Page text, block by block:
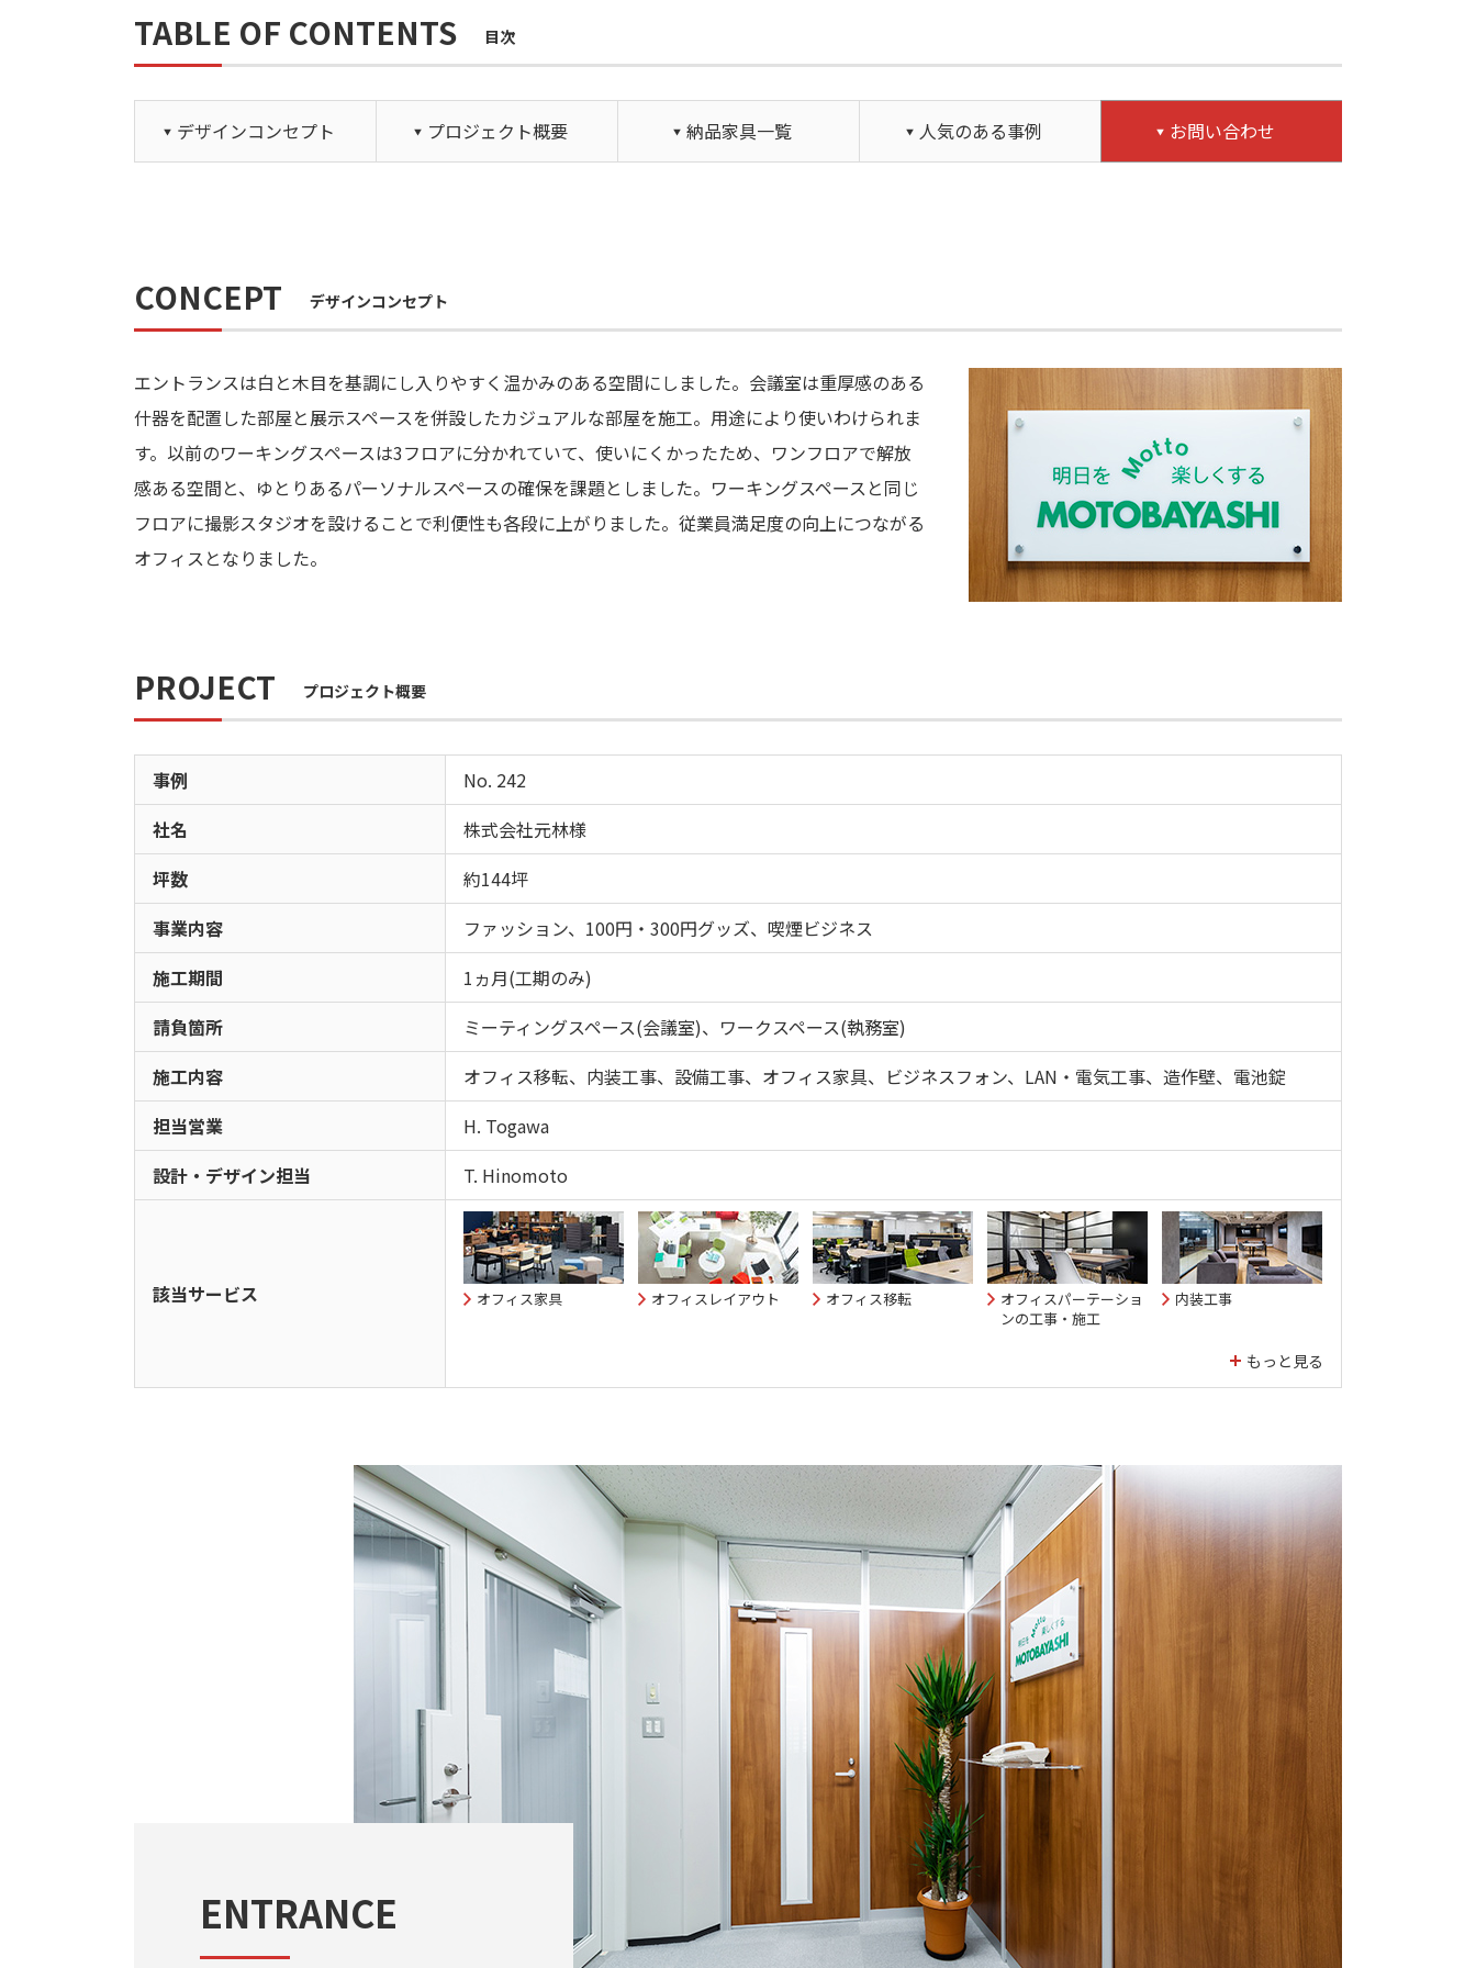
TABLE OF CONTENTS 目次
デザインコンセプト プロジェクト概要 納品家具一覧 人気のある事例 お問い合わせ
CONCEPT デザインコンセプト
エントランスは白と木目を基調にし入りやすく温かみのある空間にしました。会議室は重厚感のある
什器を配置した部屋と展示スペースを併設したカジュアルな部屋を施工。用途により使いわけられま
す。以前のワーキングスペースは3フロアに分かれていて、使いにくかったため、ワンフロアで解放
感ある空間と、ゆとりあるパーソナルスペースの確保を課題としました。ワーキングスペースと同じ
フロアに撮影スタジオを設けることで利便性も各段に上がりました。従業員満足度の向上につながる
オフィスとなりました。
PROJECT プロジェクト概要
事例
No. 242
社名
株式会社元林様
坪数
約144坪
事業内容
ファッション、100円・300円グッズ、喫煙ビジネス
施工期間
1ヵ月(工期のみ)
請負箇所
ミーティングスペース(会議室)、ワークスペース(執務室)
施工内容
オフィス移転、内装工事、設備工事、オフィス家具、ビジネスフォン、LAN・電気工事、造作壁、電池錠
担当営業
H. Togawa
設計・デザイン担当
T. Hinomoto
該当サービス オフィス家具 オフィスレイアウト オフィス移転
オフィスパーテーショ
ンの工事・施工
内装工事
ENTRANCE